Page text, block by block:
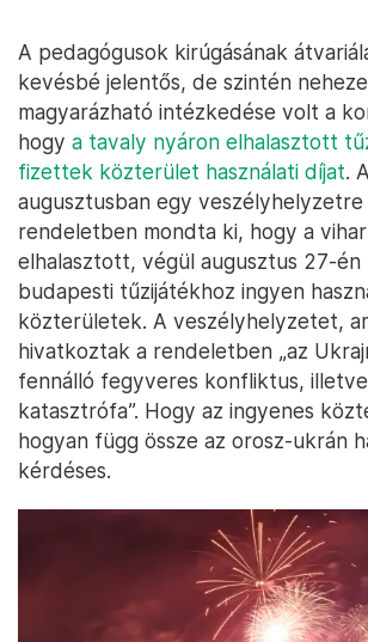
A pedagógusok kirúgásának
kevésbé jelentős, de szintén
magyarázható intézkedése volt a
hogy a tavaly nyáron elhalasztott
fizettek közterület használati díjat.
augusztusban egy
rendeletben mondta ki, hogy a
elhalasztott, végül augusztus 27-
budapesti tűzijátékhoz ingyen
közterületek. A veszélyhelyzetet,
hivatkoztak a rendeletben „az
fennálló fegyveres konfliktus,
katasztrófa”. Hogy az ingyenes
hogyan függ össze az orosz-ukrán
kérdéses.